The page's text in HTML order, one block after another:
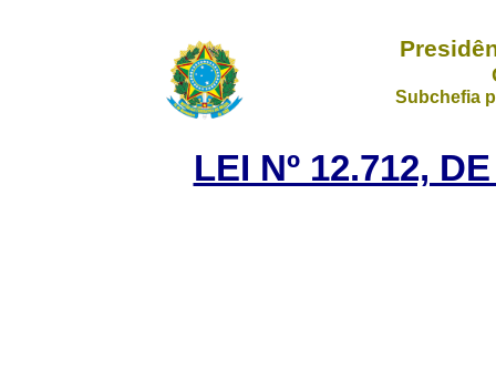
Subchefia
LEI Nº 12.712,